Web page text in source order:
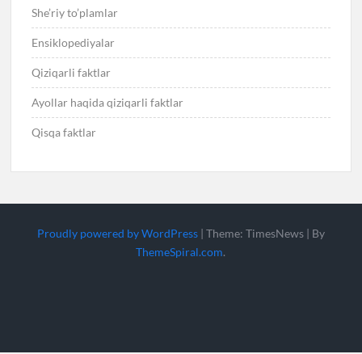
She’riy to’plamlar
Ensiklopediyalar
Qiziqarli faktlar
Ayollar haqida qiziqarli faktlar
Qisqa faktlar
Proudly powered by WordPress | Theme: TimesNews | By
ThemeSpiral.com.